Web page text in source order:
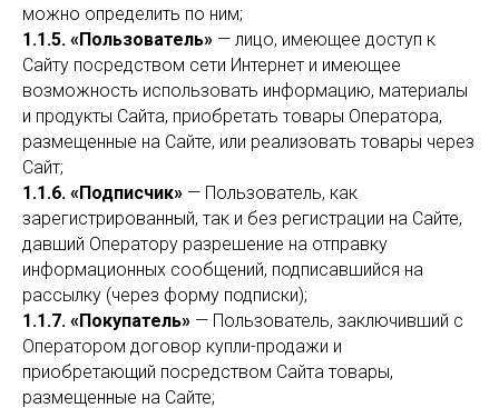
можно определить по ним;
1.1.5. «Пользователь» — лицо, имеющее доступ к
Сайту посредством сети Интернет и имеющее
возможность использовать информацию, материалы
и продукты Сайта, приобретать товары Оператора,
размещенные на Сайте, или реализовать товары через
Сайт;
1.1.6. «Подписчик» — Пользователь, как
зарегистрированный, так и без регистрации на Сайте,
давший Оператору разрешение на отправку
информационных сообщений, подписавшийся на
рассылку (через форму подписки);
1.1.7. «Покупатель» — Пользователь, заключивший с
Оператором договор купли-продажи и
приобретающий посредством Сайта товары,
размещенные на Сайте;